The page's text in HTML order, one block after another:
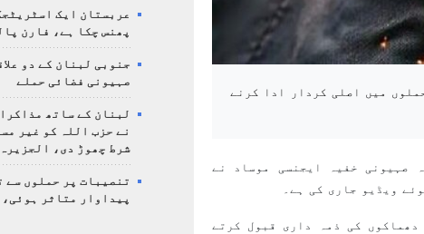
میں اصلی کردار ادا کرنے
صہیونی خفیہ ایجنسی موساد نے
ویڈیو جاری کی ہے۔
دھماکوں کی ذمہ داری قبول کرتے
عربستان ایک
پھنس چکا ہے، فارن
جنوبی لبنان کے دو
صہیونی فضائی حملے
لبنان کے ساتھ
نے حزب اللہ کو غیر
شرط چھوڑ دی، الجزیرہ
تنصیبات پر حملوں سے
پیداوار متاثر ہوئی،